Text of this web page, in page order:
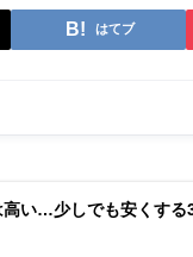
はてブ
い…少しでも安くする